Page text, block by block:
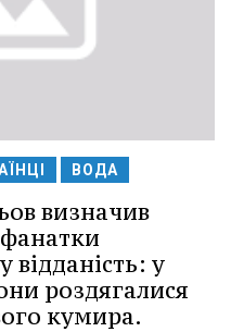
ВОДА
визначив
фанатки
відданість: у
роздягалися
кумира.